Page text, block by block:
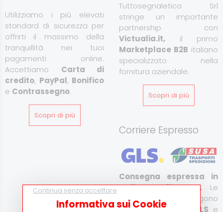
Utilizziamo i più elevati
standard di sicurezza per
offrirti il massimo della
tranquillità nei tuoi
pagamenti online.
Accettiamo Carta di
credito, PayPal, Bonifico
e Contrassegno.
Scopri di più
Tuttosegnaletica Srl
stringe un importante
partnership con
Victualia.it, il primo
Marketplace B2B italiano
specializzato nella
fornitura aziendale.
Scopri di più
Corriere Espresso
Consegna espressa in
Italia e all’estero. Le
spedizioni vengono
effettuate tramite
GLS e
Continua senza accettare
Informativa sui Cookie